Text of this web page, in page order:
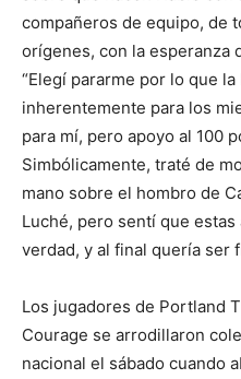
compañeros de equipo, de
orígenes, con la esperanza
“Elegí pararme por lo que
inherentemente para los
para mí, pero apoyo al 100
Simbólicamente, traté de
mano sobre el hombro de
Luché, pero sentí que
verdad, y al final quería ser
Los jugadores de Portland
Courage se arrodillaron
nacional el sábado cuando